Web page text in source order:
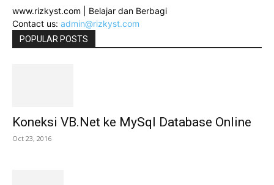
www.rizkyst.com | Belajar dan Berbagi
Contact us: admin@rizkyst.com
POPULAR POSTS
Koneksi VB.Net ke MySql Database Online
Oct 23, 2016